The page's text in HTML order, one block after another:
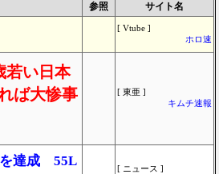
参照
サイト名
[ Vtube ]
ホロ速
若い日本
ば大惨事
[ 東亜 ]
キムチ速報
を達成 55L
[ ニュース ]